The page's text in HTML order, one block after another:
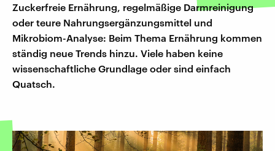
Zuckerfreie Ernährung, regelmäßige Darmreinigung
oder teure Nahrungsergänzungsmittel und
Mikrobiom-Analyse: Beim Thema Ernährung kommen
ständig neue Trends hinzu. Viele haben keine
wissenschaftliche Grundlage oder sind einfach
Quatsch.